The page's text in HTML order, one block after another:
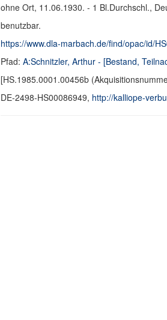
ohne Ort, 11.06.1930. - 1 Bl.Durchschl.,
benutzbar.
https://www.dla-marbach.de/find/opac/id/
Pfad: A:Schnitzler, Arthur - [Bestand,
[HS.1985.0001.00456b
DE-2498-HS00086949, http://kalliope-